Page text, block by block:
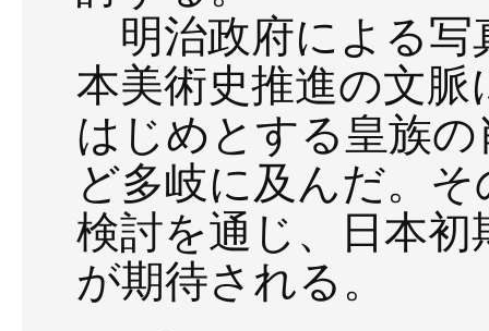
明治政府による写
本美術史推進の文
はじめとする皇族
ど多岐に及んだ。
検討を通じ、日本
が期待される。